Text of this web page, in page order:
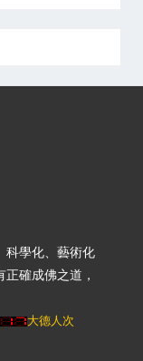
科學化、藝術化
確成佛之道，
大德人次